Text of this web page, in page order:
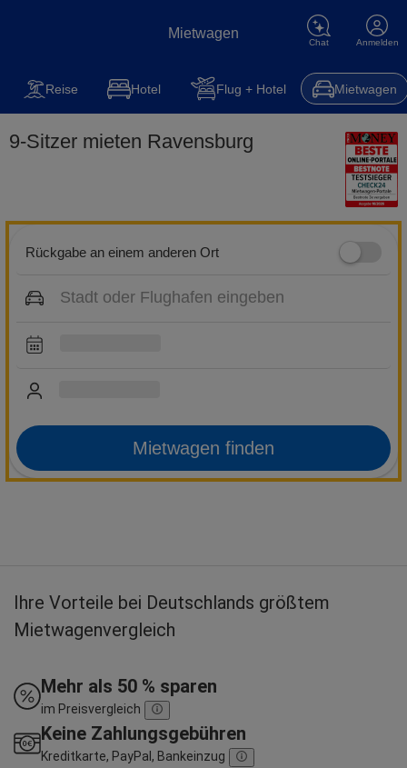
Mietwagen
Chat Anmelden
Mietwagen Reise Steuererklärung Kfz-Versicherung
Reise Hotel Flug + Hotel Mietwagen
9-Sitzer mieten Ravensburg
Rückgabe an einem anderen Ort
Mietwagen finden
Ihre Vorteile bei Deutschlands größtem
Mietwagenvergleich
Mehr als 50 % sparen
im Preisvergleich
Keine Zahlungsgebühren
Kreditkarte, PayPal, Bankeinzug